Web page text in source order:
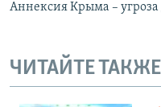
Аннексия Крыма –
ЧИТАЙТЕ